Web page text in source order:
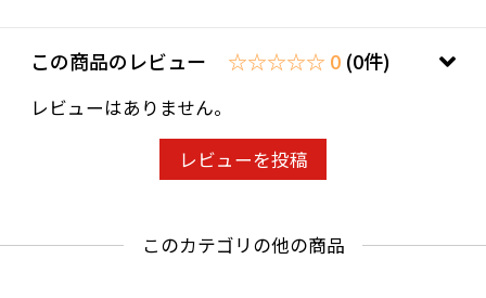
この商品のレビュー ☆☆☆☆☆ 0 (0件)
レビューはありません。
レビューを投稿
このカテゴリの他の商品